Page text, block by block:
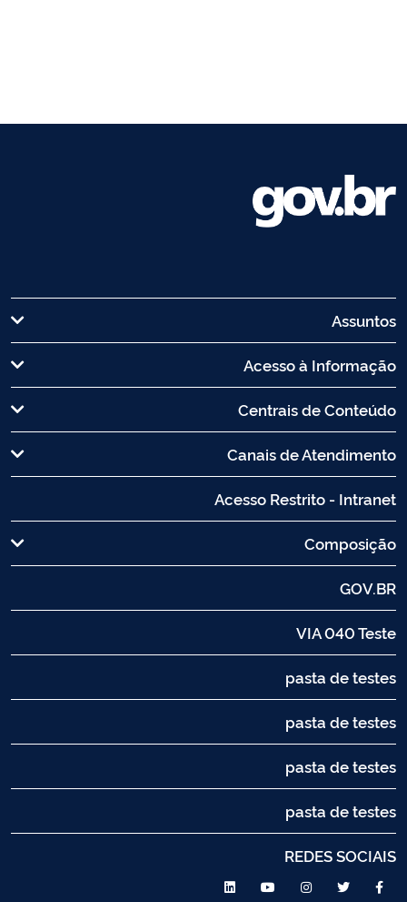
Assuntos
Acesso à Informação
Centrais de Conteúdo
Canais de Atendimento
Acesso Restrito - Intranet
Composição
GOV.BR
VIA 040 Teste
pasta de testes
pasta de testes
pasta de testes
pasta de testes
REDES SOCIAIS